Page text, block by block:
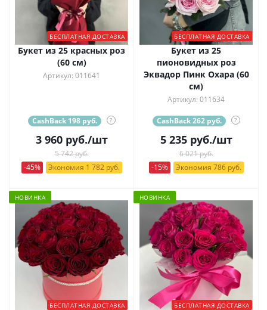
БЕСПЛАТНАЯ ДОСТАВКА
Букет из 25 красных роз
(60 см)
Артикул: 011641
CashBack 198 руб. ?
3 960руб./шт
5 742 руб.
-45%
Экономия 1 782 руб.
БЕСПЛАТНАЯ ДОСТАВКА
Букет из 25
пионовидных роз
Эквадор Пинк Охара (60
см)
Артикул: 011634
CashBack 262 руб. ?
5 235руб./шт
6 021 руб.
-15%
Экономия 786 руб.
НОВИНКА
БЕСПЛАТНАЯ ДОСТАВКА
НОВИНКА
БЕСПЛАТНАЯ ДОСТАВКА